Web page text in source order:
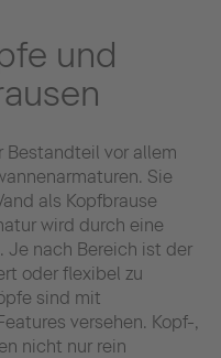
und
Bestandteil vor allem
Sie
als Kopfbrause
wird durch eine
Je nach Bereich ist der
oder flexibel zu
sind mit
versehen. Kopf-,
nicht nur rein